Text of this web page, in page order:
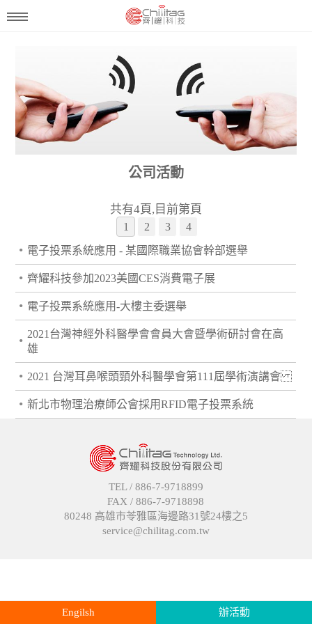
公司活動
共有4頁,目前第頁
1 2 3 4
• 電子投票系統應用 - 某國際職業協會幹部選舉
• 齊耀科技參加2023美國CES消費電子展
• 電子投票系統應用-大樓主委選舉
• 2021台灣神經外科醫學會會員大會暨學術研討會在高
雄
• 2021 台灣耳鼻喉頭頸外科醫學會第111屆學術演講會
• 新北市物理治療師公會採用RFID電子投票系統
TEL / 886-7-9718899
FAX /886-7-9718898
80248 高雄市苓雅區海邊路31號24樓之5
service@chilitag.com.tw
Engilsh 辦活動